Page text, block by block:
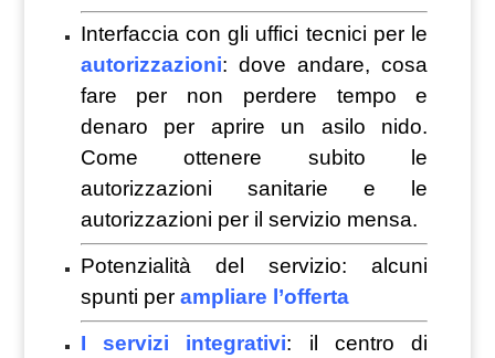
Interfaccia con gli uffici tecnici per le
autorizzazioni: dove andare, cosa
fare per non perdere tempo e
denaro per aprire un asilo nido.
Come ottenere subito le
autorizzazioni sanitarie e le
autorizzazioni per il servizio mensa.
Potenzialità del servizio: alcuni
spunti per ampliare l’offerta
I servizi integrativi: il centro di